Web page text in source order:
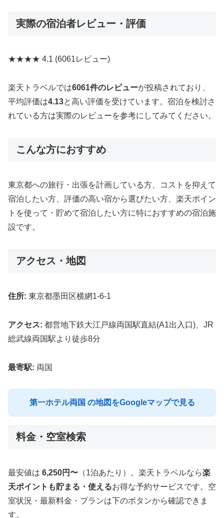
実際の宿泊者レビュー・評価
★★★★ 4.1 (6061レビュー)
楽天トラベルでは6061件のレビューが投稿されており、
平均評価は4.13と高い評価を受けています。宿泊を検討さ
れている方は実際のレビューを参考にしてみてください。
こんな方におすすめ
東京都への旅行・出張を計画している方、コストを抑えて
宿泊したい方、評価の高い宿から選びたい方、楽天ポイン
トを使って・貯めて宿泊したい方に特におすすめの宿泊施
設です。
アクセス・地図
住所: 東京都墨田区横網1-6-1
アクセス: 都営地下鉄大江戸線両国駅直結(A1出入口)、JR
総武線両国駅より徒歩8分
最寄駅: 両国
第一ホテル両国 の地図をGoogleマップで見る
料金・空室検索
最安値は 6,250円〜 （1泊あたり）。楽天トラベルなら楽
天ポイントも貯まる・使えるお得な予約サービスです。空
室状況・最新料金・プランは下のボタンから確認できま
す。